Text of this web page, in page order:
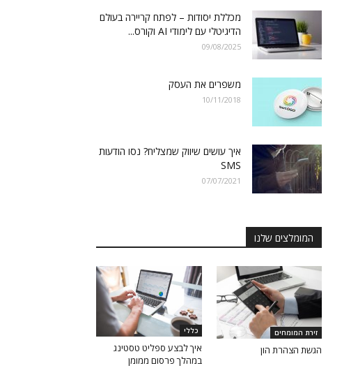
מכללת יסודות – לפתח קריירה בעולם
הדיגיטלי עם לימודי AI וקורס...
09/08/2025
משפרים את העסק
10/11/2018
איך עושים שיווק שמצליח? נסו הודעות
SMS
07/07/2021
המומלצים שלנו
זירת המומחים
הגשת הצהרת הון
כללי
איך לבצע ספליט טסטינג
במהלך פרסום ממומן